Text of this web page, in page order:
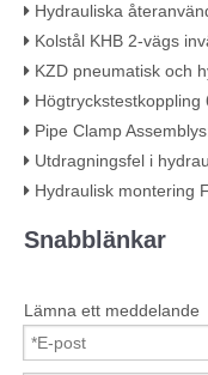
Hydrauliska
Kolstål KHB 2-vägs
KZD pneumatisk och
Pipe Clamp Assemblys:
Utdragningsfel i
Hydraulisk montering
Snabblänkar
Lämna ett meddelande